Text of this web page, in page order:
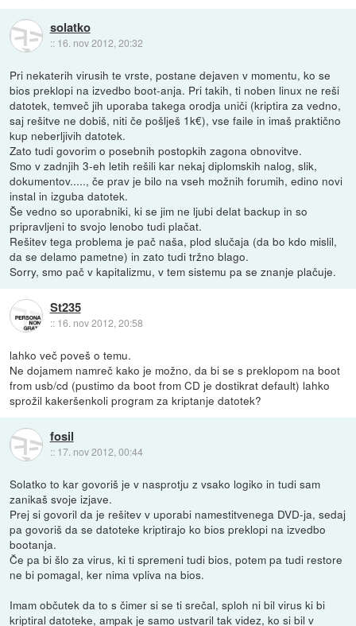
solatko
:: 16. nov 2012, 20:32
Pri nekaterih virusih te vrste, postane dejaven v momentu, ko se
bios preklopi na izvedbo boot-anja. Pri takih, ti noben linux ne reši
datotek, temveč jih uporaba takega orodja uniči (kriptira za vedno,
saj rešitve ne dobiš, niti če pošlješ 1k€), vse faile in imaš praktično
kup neberljivih datotek.
Zato tudi govorim o posebnih postopkih zagona obnovitve.
Smo v zadnjih 3-eh letih rešili kar nekaj diplomskih nalog, slik,
dokumentov....., če prav je bilo na vseh možnih forumih, edino novi
instal in izguba datotek.
Še vedno so uporabniki, ki se jim ne ljubi delat backup in so
pripravljeni to svojo lenobo tudi plačat.
Rešitev tega problema je pač naša, plod slučaja (da bo kdo mislil,
da se delamo pametne) in zato tudi tržno blago.
Sorry, smo pač v kapitalizmu, v tem sistemu pa se znanje plačuje.
St235
:: 16. nov 2012, 20:58
lahko več poveš o temu.
Ne dojamem namreč kako je možno, da bi se s preklopom na boot
from usb/cd (pustimo da boot from CD je dostikrat default) lahko
sprožil kakeršenkoli program za kriptanje datotek?
fosil
:: 17. nov 2012, 00:44
Solatko to kar govoriš je v nasprotju z vsako logiko in tudi sam
zanikaš svoje izjave.
Prej si govoril da je rešitev v uporabi namestitvenega DVD-ja, sedaj
pa govoriš da se datoteke kriptirajo ko bios preklopi na izvedbo
bootanja.
Če pa bi šlo za virus, ki ti spremeni tudi bios, potem pa tudi restore
ne bi pomagal, ker nima vpliva na bios.
Imam občutek da to s čimer si se ti srečal, sploh ni bil virus ki bi
kriptiral datoteke, ampak je samo ustvaril tak videz, ko si bil v